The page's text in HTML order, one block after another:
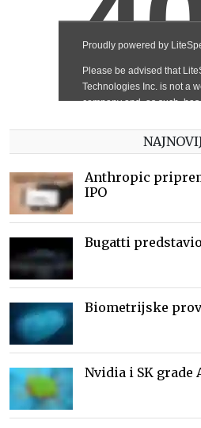
Anthropic
IPO
Bugatti
Biometrijske
Nvidia i SK grade